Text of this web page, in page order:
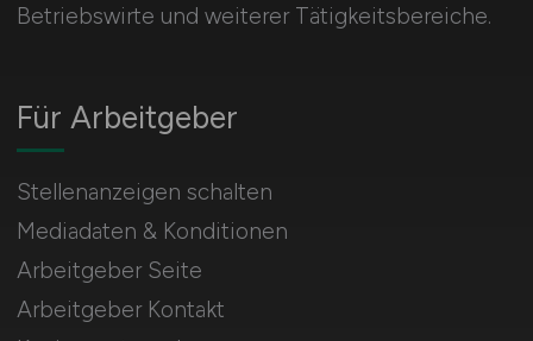
Betriebswirte und weiterer Tätigkeitsbereiche.
Für Arbeitgeber
Stellenanzeigen schalten
Mediadaten & Konditionen
Arbeitgeber Seite
Arbeitgeber Kontakt